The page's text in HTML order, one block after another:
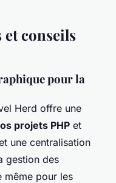
conseils
pour la
Herd offre une
projets PHP et
une centralisation
gestion des
même pour les